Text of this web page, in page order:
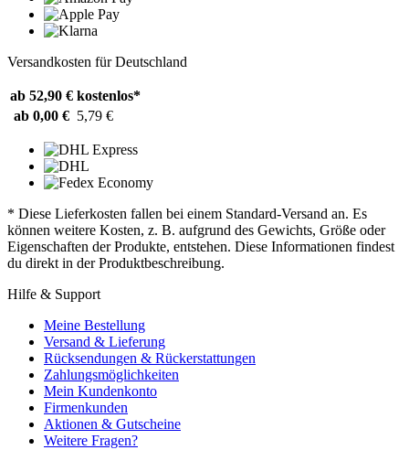
Versandkosten für Deutschland
ab 52,90 € kostenlos*
ab 0,00 € 5,79 €
* Diese Lieferkosten fallen bei einem Standard-Versand an. Es
können weitere Kosten, z. B. aufgrund des Gewichts, Größe oder
Eigenschaften der Produkte, entstehen. Diese Informationen findest
du direkt in der Produktbeschreibung.
Hilfe & Support
Meine Bestellung
Versand & Lieferung
Rücksendungen & Rückerstattungen
Zahlungsmöglichkeiten
Mein Kundenkonto
Firmenkunden
Aktionen & Gutscheine
Weitere Fragen?